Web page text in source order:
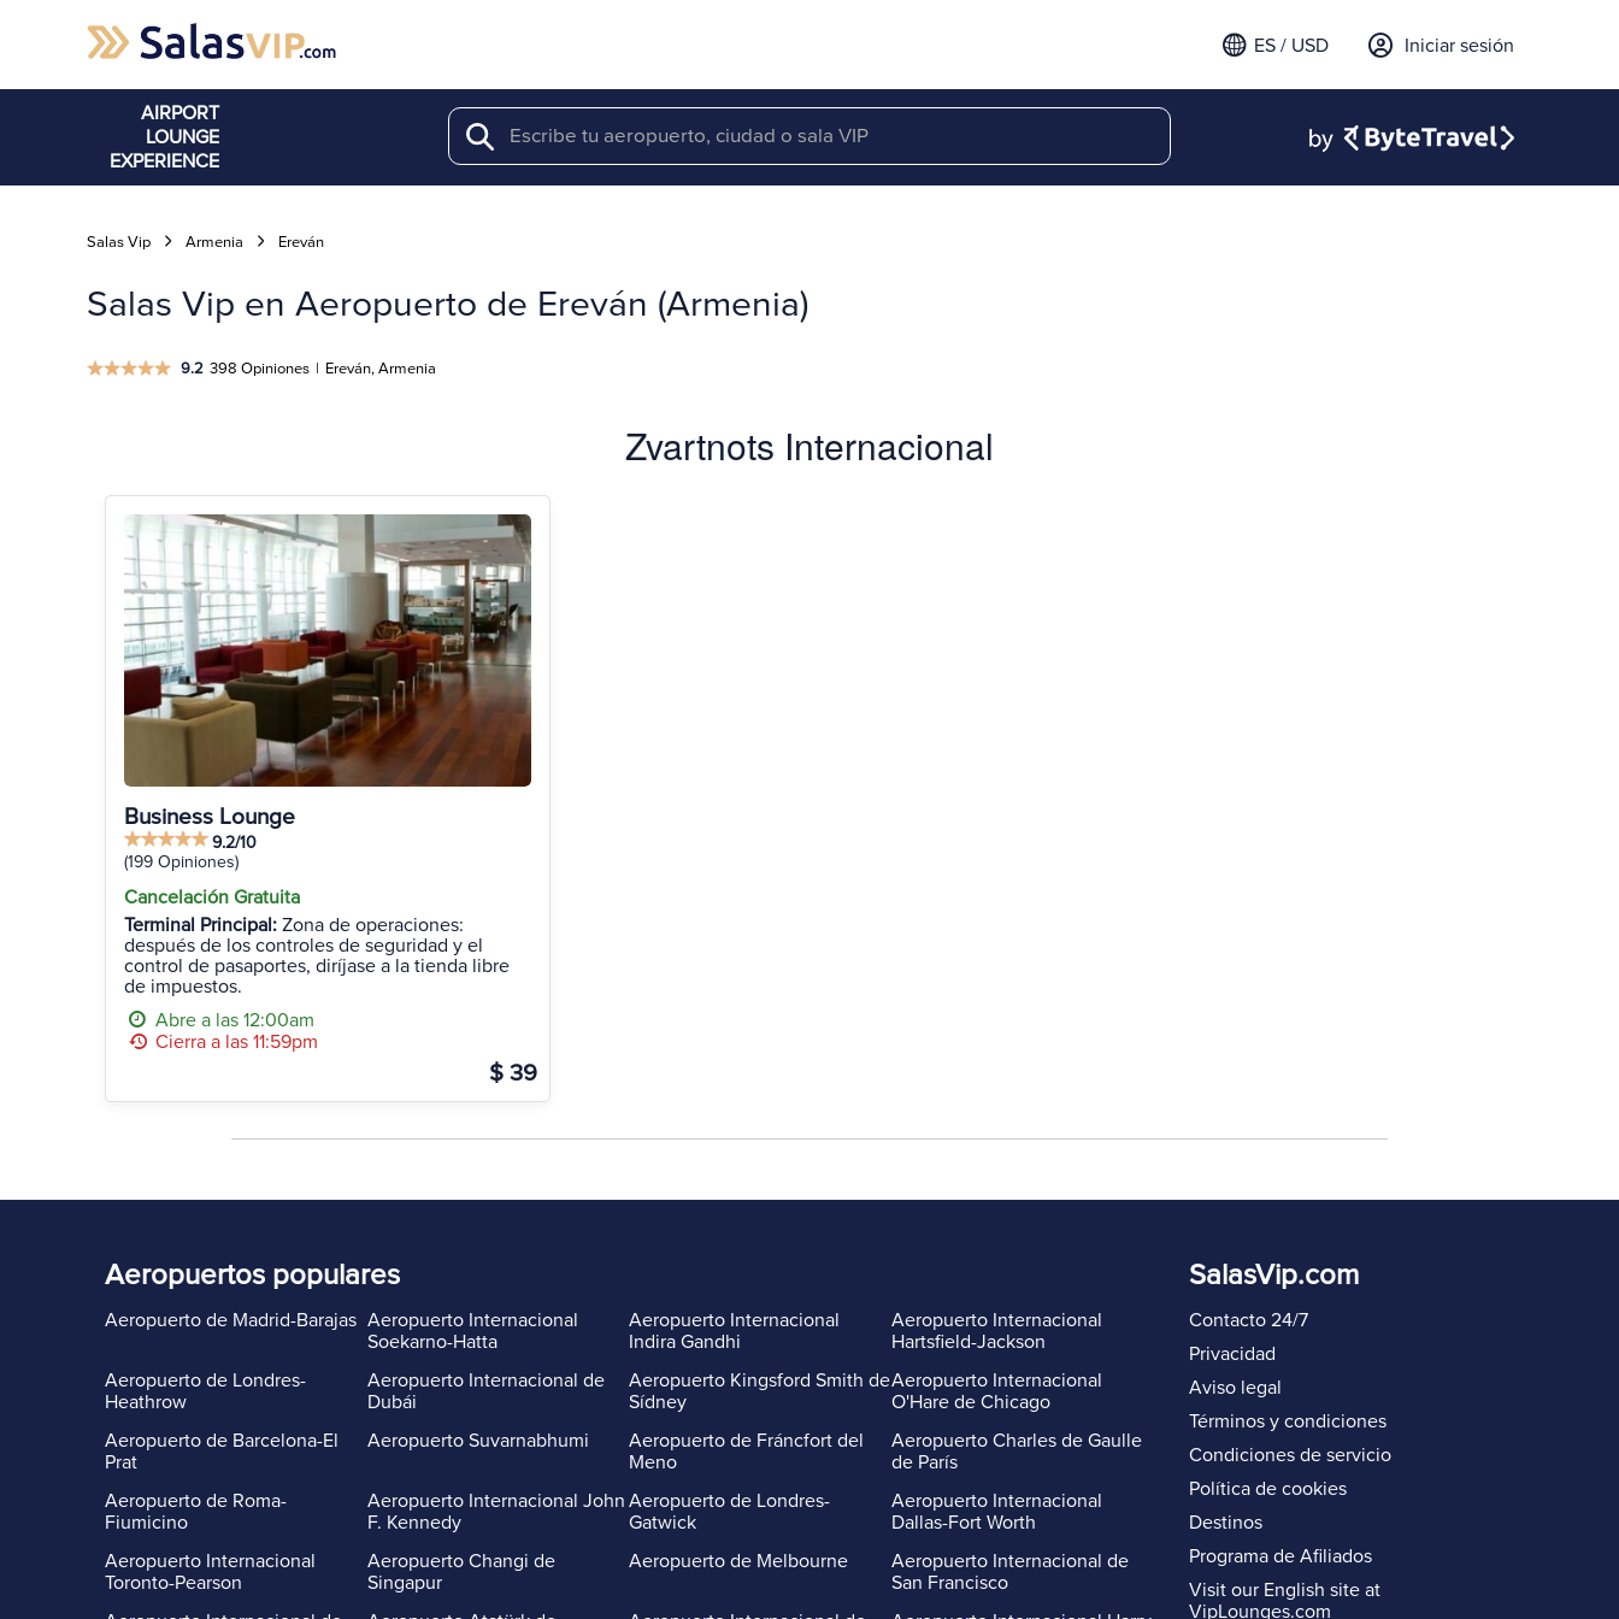
Iniciar sesión
ES / USD
AIRPORT
LOUNGE
EXPERIENCE
Search
Salas Vip Armenia Ereván
Salas Vip en Aeropuerto de Ereván (Armenia)
9.2 398 Opiniones | Ereván, Armenia
Zvartnots Internacional
Business Lounge
9.2/10
(199 Opiniones)
Cancelación Gratuita
Terminal Principal: Zona de operaciones:
después de los controles de seguridad y el
control de pasaportes, diríjase a la tienda libre
de impuestos.
Abre a las 12:00am
Cierra a las 11:59pm
$ 39
Aeropuertos populares
Aeropuerto de Madrid-Barajas
Aeropuerto de Londres-
Heathrow
Aeropuerto de Barcelona-El
Prat
Aeropuerto de Roma-
Fiumicino
Aeropuerto Internacional
Toronto-Pearson
Aeropuerto Internacional
Soekarno-Hatta
Aeropuerto Internacional de
Dubái
Aeropuerto Suvarnabhumi
Aeropuerto Internacional John
F. Kennedy
Aeropuerto Changi de
Singapur
Aeropuerto Internacional
Indira Gandhi
Aeropuerto Kingsford Smith de
Sídney
Aeropuerto de Fráncfort del
Meno
Aeropuerto de Londres-
Gatwick
Aeropuerto de Melbourne
Aeropuerto Internacional
Hartsfield-Jackson
Aeropuerto Internacional
O'Hare de Chicago
Aeropuerto Charles de Gaulle
de París
Aeropuerto Internacional
Dallas-Fort Worth
Aeropuerto Internacional de
San Francisco
SalasVip.com
Contacto 24/7
Privacidad
Aviso legal
Términos y condiciones
Condiciones de servicio
Política de cookies
Destinos
Programa de Afiliados
Visit our English site at
VipLounges.com